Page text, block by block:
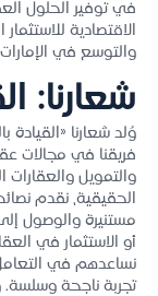
في توفير الحلول
الاقتصادية
والتوسع في
شعارنا:
وُلد شعارنا
فريقنا في مجالات
والتمويل والعقارات
الحقيقية، نقدم
مستنيرة والوصول
أو الاستثمار في
نساعدهم في
تجربة ناجحة وسلسة.